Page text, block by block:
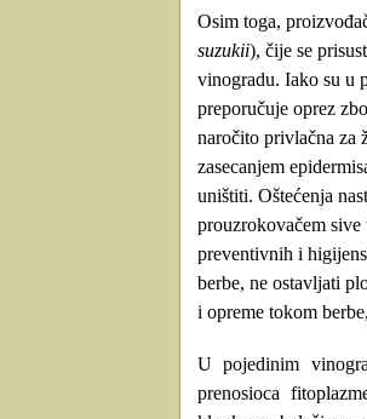
Osim toga,
suzukii), čije se
vinogradu. Iako su u
preporučuje oprez
naročito privlačna za
zasecanjem
uništiti. Oštećenja
prouzrokovačem sive
preventivnih i
berbe, ne ostavljati
i opreme tokom
U pojedinim
prenosioca